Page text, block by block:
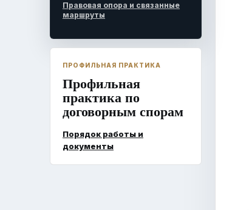
Правовая опора и связанные
маршруты
ПРОФИЛЬНАЯ ПРАКТИКА
Профильная
практика по
договорным спорам
Порядок работы и
документы